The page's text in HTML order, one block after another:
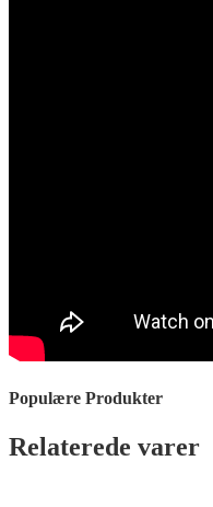
Populære Produkter
Relaterede varer